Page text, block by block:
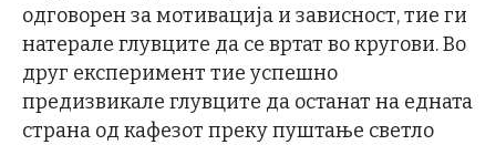
одговорен за мотивација и зависност, тие ги
натерале глувците да се вртат во кругови. Во
друг експеримент тие успешно
предизвикале глувците да останат на едната
страна од кафезот преку пуштање светло